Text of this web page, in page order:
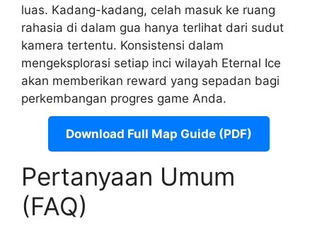
luas. Kadang-kadang, celah masuk ke ruang
rahasia di dalam gua hanya terlihat dari sudut
kamera tertentu. Konsistensi dalam
mengeksplorasi setiap inci wilayah Eternal Ice
akan memberikan reward yang sepadan bagi
perkembangan progres game Anda.
Download Full Map Guide (PDF)
Pertanyaan Umum
(FAQ)